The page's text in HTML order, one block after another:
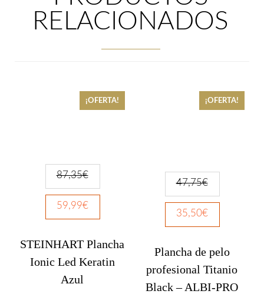
RELACIONADOS
¡OFERTA!
87,35€
59,99€
STEINHART Plancha
Ionic Led Keratin
Azul
¡OFERTA!
47,75€
35,50€
Plancha de pelo
profesional Titanio
Black – ALBI-PRO